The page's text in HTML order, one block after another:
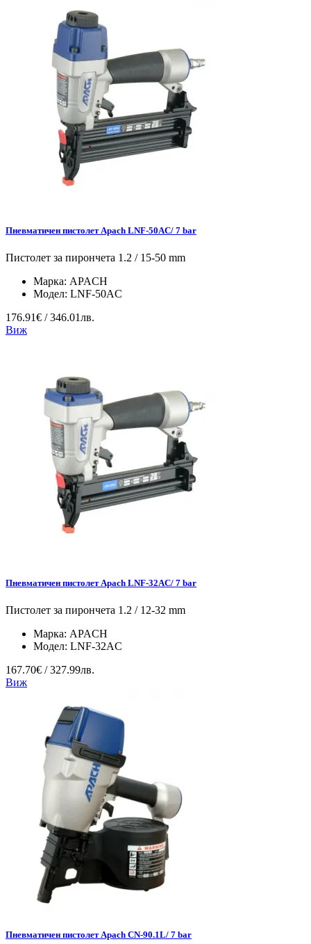
Пневматичен пистолет Apach LNF-50AC/ 7 bar
Пистолет за пирончета 1.2 / 15-50 mm
Марка: APACH
Модел: LNF-50AC
176.91€ / 346.01лв.
Виж
Пневматичен пистолет Apach LNF-32AC/ 7 bar
Пистолет за пирончета 1.2 / 12-32 mm
Марка: APACH
Модел: LNF-32AC
167.70€ / 327.99лв.
Виж
Пневматичен пистолет Apach CN-90.1L/ 7 bar